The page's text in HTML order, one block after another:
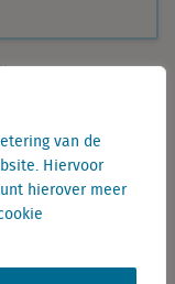
van de
Hiervoor
hierover meer
Benelux (2020)
bij The